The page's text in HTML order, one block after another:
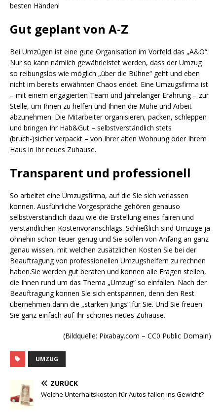
besten Händen!
Gut geplant von A-Z
Bei Umzügen ist eine gute Organisation im Vorfeld das „A&O“.
Nur so kann nämlich gewährleistet werden, dass der Umzug
so reibungslos wie möglich „über die Bühne“ geht und eben
nicht im bereits erwähnten Chaos endet. Eine Umzugsfirma ist
– mit einem engagierten Team und jahrelanger Erahrung – zur
Stelle, um Ihnen zu helfen und Ihnen die Mühe und Arbeit
abzunehmen. Die Mitarbeiter organisieren, packen, schleppen
und bringen Ihr Hab&Gut – selbstverständlich stets
(bruch-)sicher verpackt – von Ihrer alten Wohnung oder Ihrem
Haus in Ihr neues Zuhause.
Transparent und professionell
So arbeitet eine Umzugsfirma, auf die Sie sich verlassen
können. Ausführliche Vorgespräche gehören genauso
selbstverständlich dazu wie die Erstellung eines fairen und
verständlichen Kostenvoranschlags. Schließlich sind Umzüge ja
ohnehin schon teuer genug und Sie sollen von Anfang an ganz
genau wissen, mit welchen zusätzlichen Kosten Sie bei der
Beauftragung von professionellen Umzugshelfern zu rechnen
haben.Sie werden gut beraten und können alle Fragen stellen,
die Ihnen rund um das Thema „Umzug“ so einfallen. Nach der
Beauftragung können Sie sich entspannen, denn den Rest
übernehmen dann die „starken Jungs“ für Sie. Und Sie freuen
Sie ganz einfach auf Ihr schönes neues Zuhause.
(Bildquelle: Pixabay.com – CC0 Public Domain)
UMZUG
ZURÜCK
Welche Unterhaltskosten für Autos fallen ins Gewicht?